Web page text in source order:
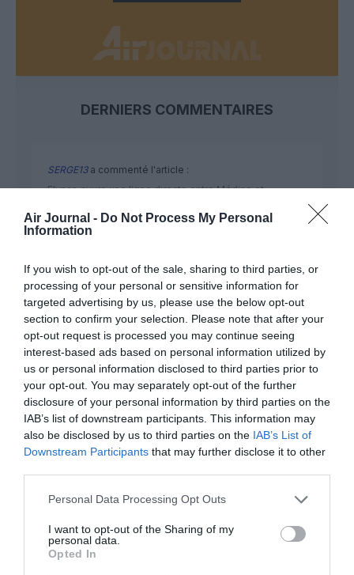
Air Journal - Do Not Process My Personal
Information
If you wish to opt-out of the sale, sharing to third parties, or
processing of your personal or sensitive information for
targeted advertising by us, please use the below opt-out
section to confirm your selection. Please note that after your
opt-out request is processed you may continue seeing
interest-based ads based on personal information utilized by
us or personal information disclosed to third parties prior to
your opt-out. You may separately opt-out of the further
disclosure of your personal information by third parties on the
IAB’s list of downstream participants. This information may
also be disclosed by us to third parties on the IAB’s List of
Downstream Participants that may further disclose it to other
Personal Data Processing Opt Outs
I want to opt-out of the Sharing of my
personal data.
Opted In
DERNIERS COMMENTAIRES
SERGE13a commenté l'article :
Flynas ouvre une ligne directe entre Médine et
Yahman971a commenté l'article :
Le ciel n’a jamais été aussi chargé : record de 153 359
vols commerciaux le 23 juillet 2026
ABONNEMENT
PUBLICITÉ
PSEUDONYME
COMMENTAIRE